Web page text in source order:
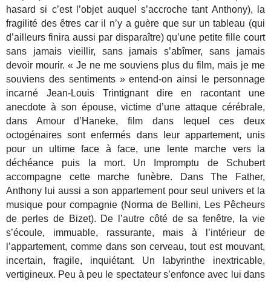
hasard si c’est l’objet auquel s’accroche tant Anthony), la
fragilité des êtres car il n’y a guère que sur un tableau (qui
d’ailleurs finira aussi par disparaître) qu’une petite fille court
sans jamais vieillir, sans jamais s’abîmer, sans jamais
devoir mourir. « Je ne me souviens plus du film, mais je me
souviens des sentiments » entend-on ainsi le personnage
incarné Jean-Louis Trintignant dire en racontant une
anecdote à son épouse, victime d’une attaque cérébrale,
dans Amour d’Haneke, film dans lequel ces deux
octogénaires sont enfermés dans leur appartement, unis
pour un ultime face à face, une lente marche vers la
déchéance puis la mort. Un Impromptu de Schubert
accompagne cette marche funèbre. Dans The Father,
Anthony lui aussi a son appartement pour seul univers et la
musique pour compagnie (Norma de Bellini, Les Pêcheurs
de perles de Bizet). De l’autre côté de sa fenêtre, la vie
s’écoule, immuable, rassurante, mais à l’intérieur de
l’appartement, comme dans son cerveau, tout est mouvant,
incertain, fragile, inquiétant. Un labyrinthe inextricable,
vertigineux. Peu à peu le spectateur s’enfonce avec lui dans